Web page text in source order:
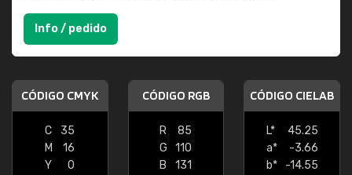
Info / pedido
CÓDIGO CMYK
C
35
M
16
Y
0
CÓDIGO RGB
R
85
G
110
B
131
CÓDIGO CIELAB
L*
45.25
a*
-3.66
b*
-14.55